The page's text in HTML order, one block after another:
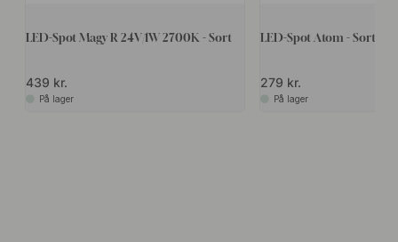
LED-Spot Magy R 24V/1W 2700K - Sort
439 kr.
På lager
LED-Spot Atom - Sort
279 kr.
På lager